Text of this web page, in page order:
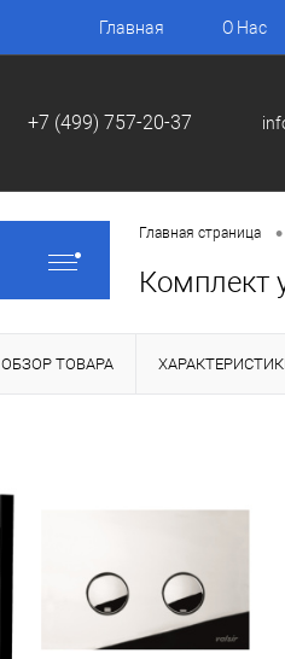
Главная О Нас
+7 (499) 757-20-37
Главная страница •
Комплект
ОБЗОР ТОВАРА